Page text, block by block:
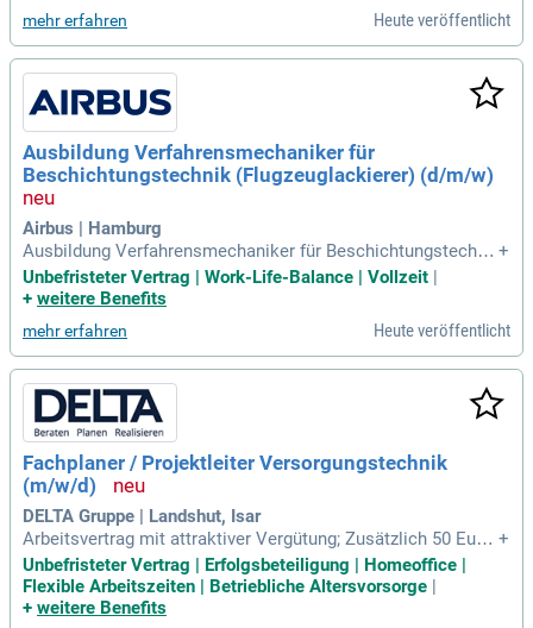
mehr erfahren Heute veröffentlicht
Ausbildung Verfahrensmechaniker für
Beschichtungstechnik (Flugzeuglackierer) (d/m/w)
Airbus | Hamburg
Ausbildung Verfahrensmechaniker für Beschichtungstechni
k (Flugzeuglackierer) (d/m/w) zum 01.09.2027: ️ Ready to sh
ape the future? ️: Flugzeuge faszinieren dich und du möchtes
+
Unbefristeter Vertrag | Work-Life-Balance | Vollzeit |
+ weitere Benefits
mehr erfahren Heute veröffentlicht
Fachplaner / Projektleiter Versorgungstechnik
(m/w/d)
DELTA Gruppe | Landshut, Isar
Arbeitsvertrag mit attraktiver Vergütung; Zusätzlich 50 Euro
netto Shopping-Bonus pro Monat; Bis zu 50% Homeoffice, fl
exible Arbeitszeiten, Teilzeitmodelle; Betriebliche Altersvors
orge und vergünstigte Versicherungen; Übernahme von Umz
+
Unbefristeter Vertrag | Erfolgsbeteiligung | Homeoffice |
Flexible Arbeitszeiten | Betriebliche Altersvorsorge
+ weitere Benefits